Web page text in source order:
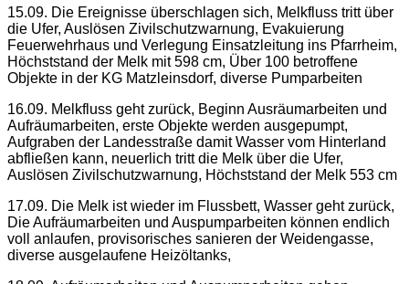
15.09. Die Ereignisse überschlagen sich, Melkfluss tritt über
die Ufer, Auslösen Zivilschutzwarnung, Evakuierung
Feuerwehrhaus und Verlegung Einsatzleitung ins Pfarrheim,
Höchststand der Melk mit 598 cm, Über 100 betroffene
Objekte in der KG Matzleinsdorf, diverse Pumparbeiten
16.09. Melkfluss geht zurück, Beginn Ausräumarbeiten und
Aufräumarbeiten, erste Objekte werden ausgepumpt,
Aufgraben der Landesstraße damit Wasser vom Hinterland
abfließen kann, neuerlich tritt die Melk über die Ufer,
Auslösen Zivilschutzwarnung, Höchststand der Melk 553 cm
17.09. Die Melk ist wieder im Flussbett, Wasser geht zurück,
Die Aufräumarbeiten und Auspumparbeiten können endlich
voll anlaufen, provisorisches sanieren der Weidengasse,
diverse ausgelaufene Heizöltanks,